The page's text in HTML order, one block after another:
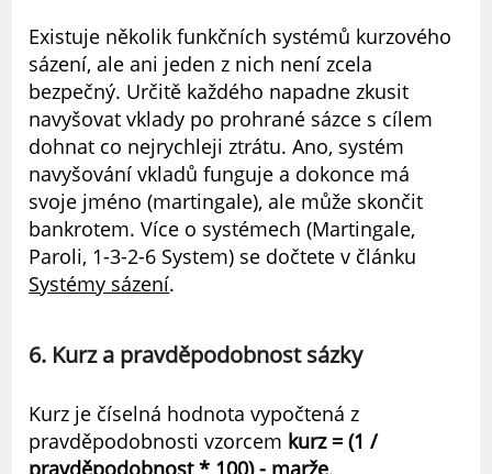
Existuje několik funkčních systémů kurzového
sázení, ale ani jeden z nich není zcela
bezpečný. Určitě každého napadne zkusit
navyšovat vklady po prohrané sázce s cílem
dohnat co nejrychleji ztrátu. Ano, systém
navyšování vkladů funguje a dokonce má
svoje jméno (martingale), ale může skončit
bankrotem. Více o systémech (Martingale,
Paroli, 1-3-2-6 System) se dočtete v článku
Systémy sázení.
6. Kurz a pravděpodobnost sázky
Kurz je číselná hodnota vypočtená z
pravděpodobnosti vzorcem kurz = (1 /